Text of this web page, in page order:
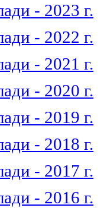
- 2023 г.
- 2022 г.
- 2021 г.
- 2020 г.
- 2019 г.
- 2018 г.
- 2017 г.
- 2016 г.